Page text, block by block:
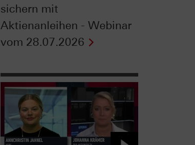
sichern mit
Aktienanleihen - Webinar
vom 28.07.2026